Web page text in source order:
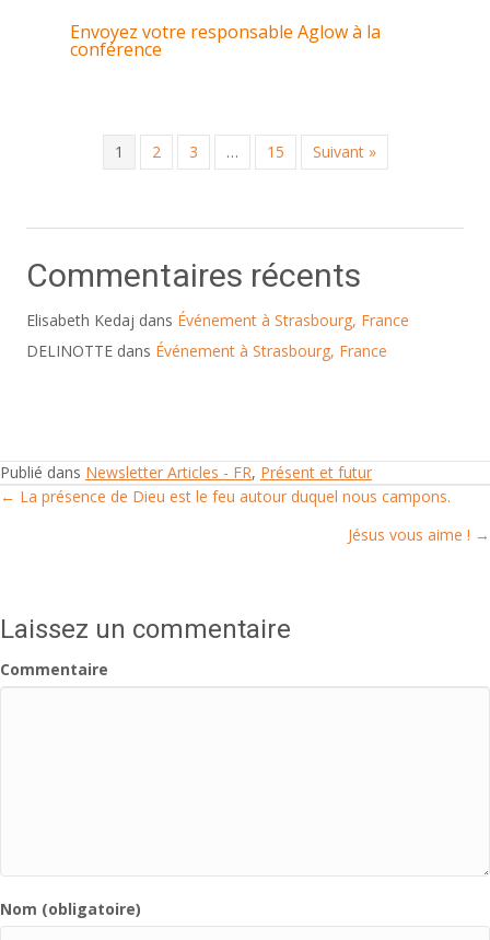
Envoyez votre responsable Aglow à la
conférence
1 2 3 … 15 Suivant »
Commentaires récents
Elisabeth Kedaj dans Événement à Strasbourg, France
DELINOTTE dans Événement à Strasbourg, France
Publié dans Newsletter Articles - FR, Présent et futur
Posts
← La présence de Dieu est le feu autour duquel nous campons.
Jésus vous aime ! →
Laissez un commentaire
Commentaire
Nom (obligatoire)